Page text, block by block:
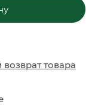
возврат товара